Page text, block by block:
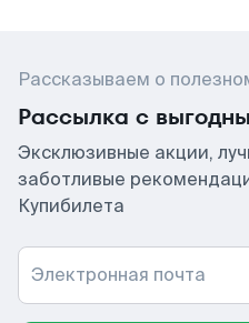
Рассказываем о
Рассылка с
Эксклюзивные акции,
заботливые
Купибилета
Электронная почта